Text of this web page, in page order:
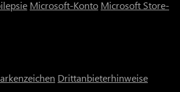
Microsoft-Konto Microsoft Store-
Drittanbieterhinweise